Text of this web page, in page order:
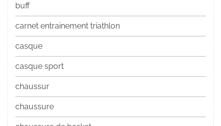
buff
carnet entrainement triathlon
casque
casque sport
chaussur
chaussure